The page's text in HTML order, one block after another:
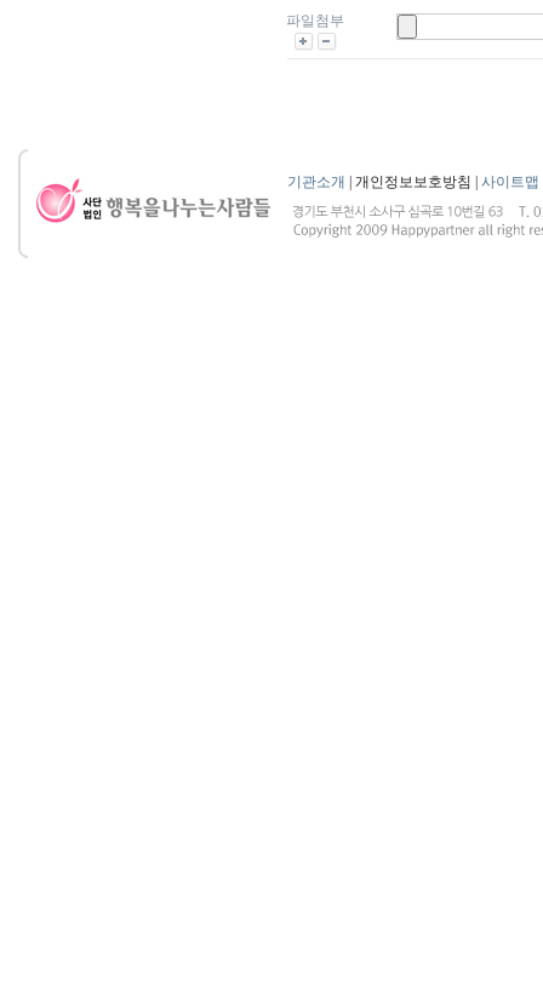
파일첨부
기관소개 | 개인정보보호방침 | 사이트맵